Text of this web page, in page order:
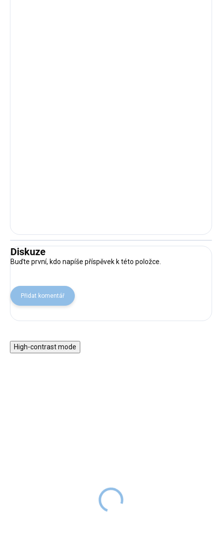
Diskuze
Buďte první, kdo napíše příspěvek k této položce.
Přidat komentář
High-contrast mode
SKLADEM
DO 2-6